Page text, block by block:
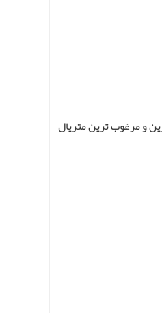
و مرغوب ترین متریال